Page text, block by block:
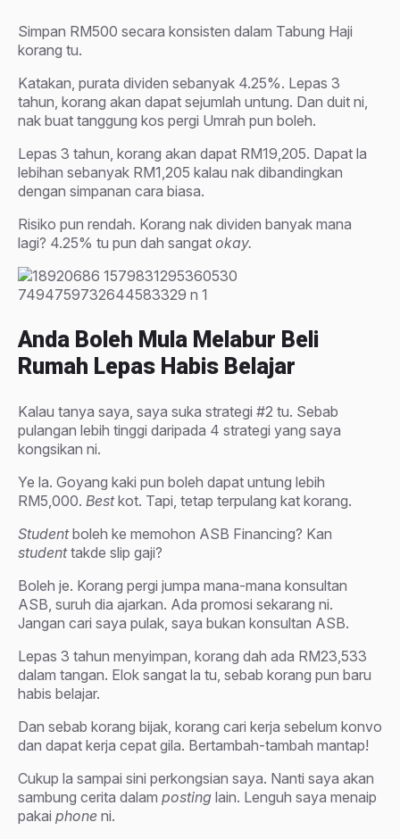
Simpan RM500 secara konsisten dalam Tabung Haji
korang tu.
Katakan, purata dividen sebanyak 4.25%. Lepas 3
tahun, korang akan dapat sejumlah untung. Dan duit ni,
nak buat tanggung kos pergi Umrah pun boleh.
Lepas 3 tahun, korang akan dapat RM19,205. Dapat la
lebihan sebanyak RM1,205 kalau nak dibandingkan
dengan simpanan cara biasa.
Risiko pun rendah. Korang nak dividen banyak mana
lagi? 4.25% tu pun dah sangat okay.
Anda Boleh Mula Melabur Beli
Rumah Lepas Habis Belajar
Kalau tanya saya, saya suka strategi #2 tu. Sebab
pulangan lebih tinggi daripada 4 strategi yang saya
kongsikan ni.
Ye la. Goyang kaki pun boleh dapat untung lebih
RM5,000. Bestkot. Tapi, tetap terpulang kat korang.
Studentboleh ke memohon ASB Financing? Kan
studenttakde slip gaji?
Boleh je. Korang pergi jumpa mana-mana konsultan
ASB, suruh dia ajarkan. Ada promosi sekarang ni.
Jangan cari saya pulak, saya bukan konsultan ASB.
Lepas 3 tahun menyimpan, korang dah ada RM23,533
dalam tangan. Elok sangat la tu, sebab korang pun baru
habis belajar.
Dan sebab korang bijak, korang cari kerja sebelum konvo
dan dapat kerja cepat gila. Bertambah-tambah mantap!
Cukup la sampai sini perkongsian saya. Nanti saya akan
sambung cerita dalam posting lain. Lenguh saya menaip
pakai phone ni.